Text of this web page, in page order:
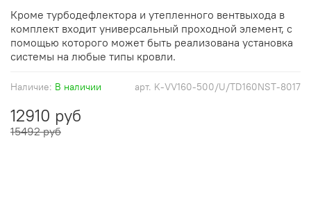
арт. K-VV160-500/U/TD160NST-8017
Наличие: В наличии
12910 руб
15492 руб
Кроме турбодефлектора и утепленного вентвыхода в
комплект входит универсальный проходной элемент, с
помощью которого может быть реализована установка
системы на любые типы кровли.